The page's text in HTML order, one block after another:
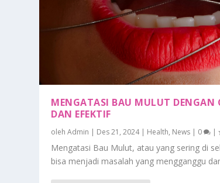
MENGATASI BAU MULUT DENGAN
DAN EFEKTIF
olehAdmin | Des 21, 2024| Health, News | 0 |
Mengatasi Bau Mulut, atau yang sering di
bisa menjadi masalah yang mengganggu